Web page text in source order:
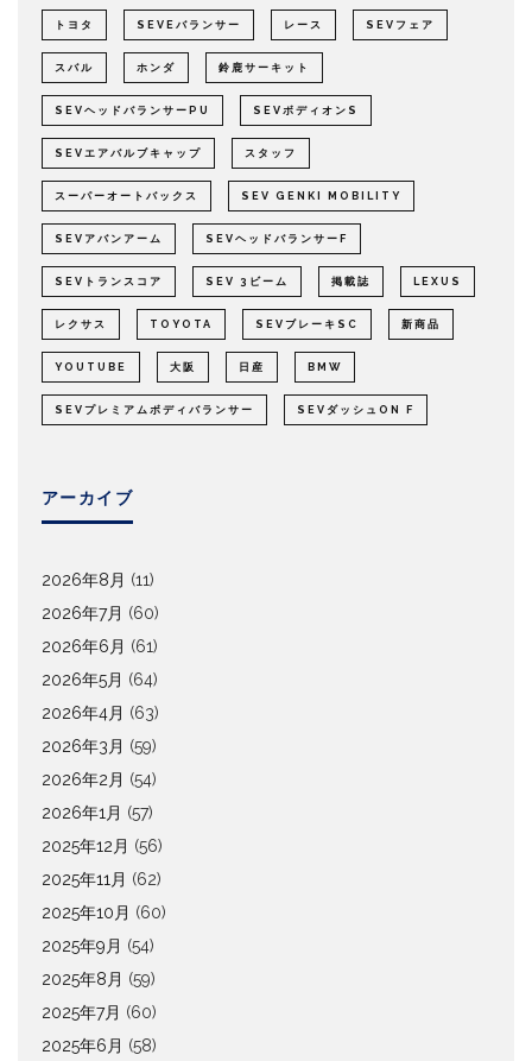
トヨタ SEVEバランサー レース SEVフェア
スバル ホンダ 鈴鹿サーキット
SEVヘッドバランサーPU SEVボディオンS
SEVエアバルブキャップ スタッフ
スーパーオートバックス SEV GENKI MOBILITY
SEVアバンアーム SEVヘッドバランサーF
SEVトランスコア SEV 3ビーム 掲載誌 LEXUS
レクサス TOYOTA SEVブレーキSC 新商品
YOUTUBE 大阪 日産 BMW
SEVプレミアムボディバランサー SEVダッシュON F
アーカイブ
2026年8月 (11)
2026年7月 (60)
2026年6月 (61)
2026年5月 (64)
2026年4月 (63)
2026年3月 (59)
2026年2月 (54)
2026年1月 (57)
2025年12月 (56)
2025年11月 (62)
2025年10月 (60)
2025年9月 (54)
2025年8月 (59)
2025年7月 (60)
2025年6月 (58)